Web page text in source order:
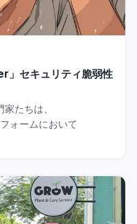
セキュリティ脆弱性
たちは、
ォームにおいて